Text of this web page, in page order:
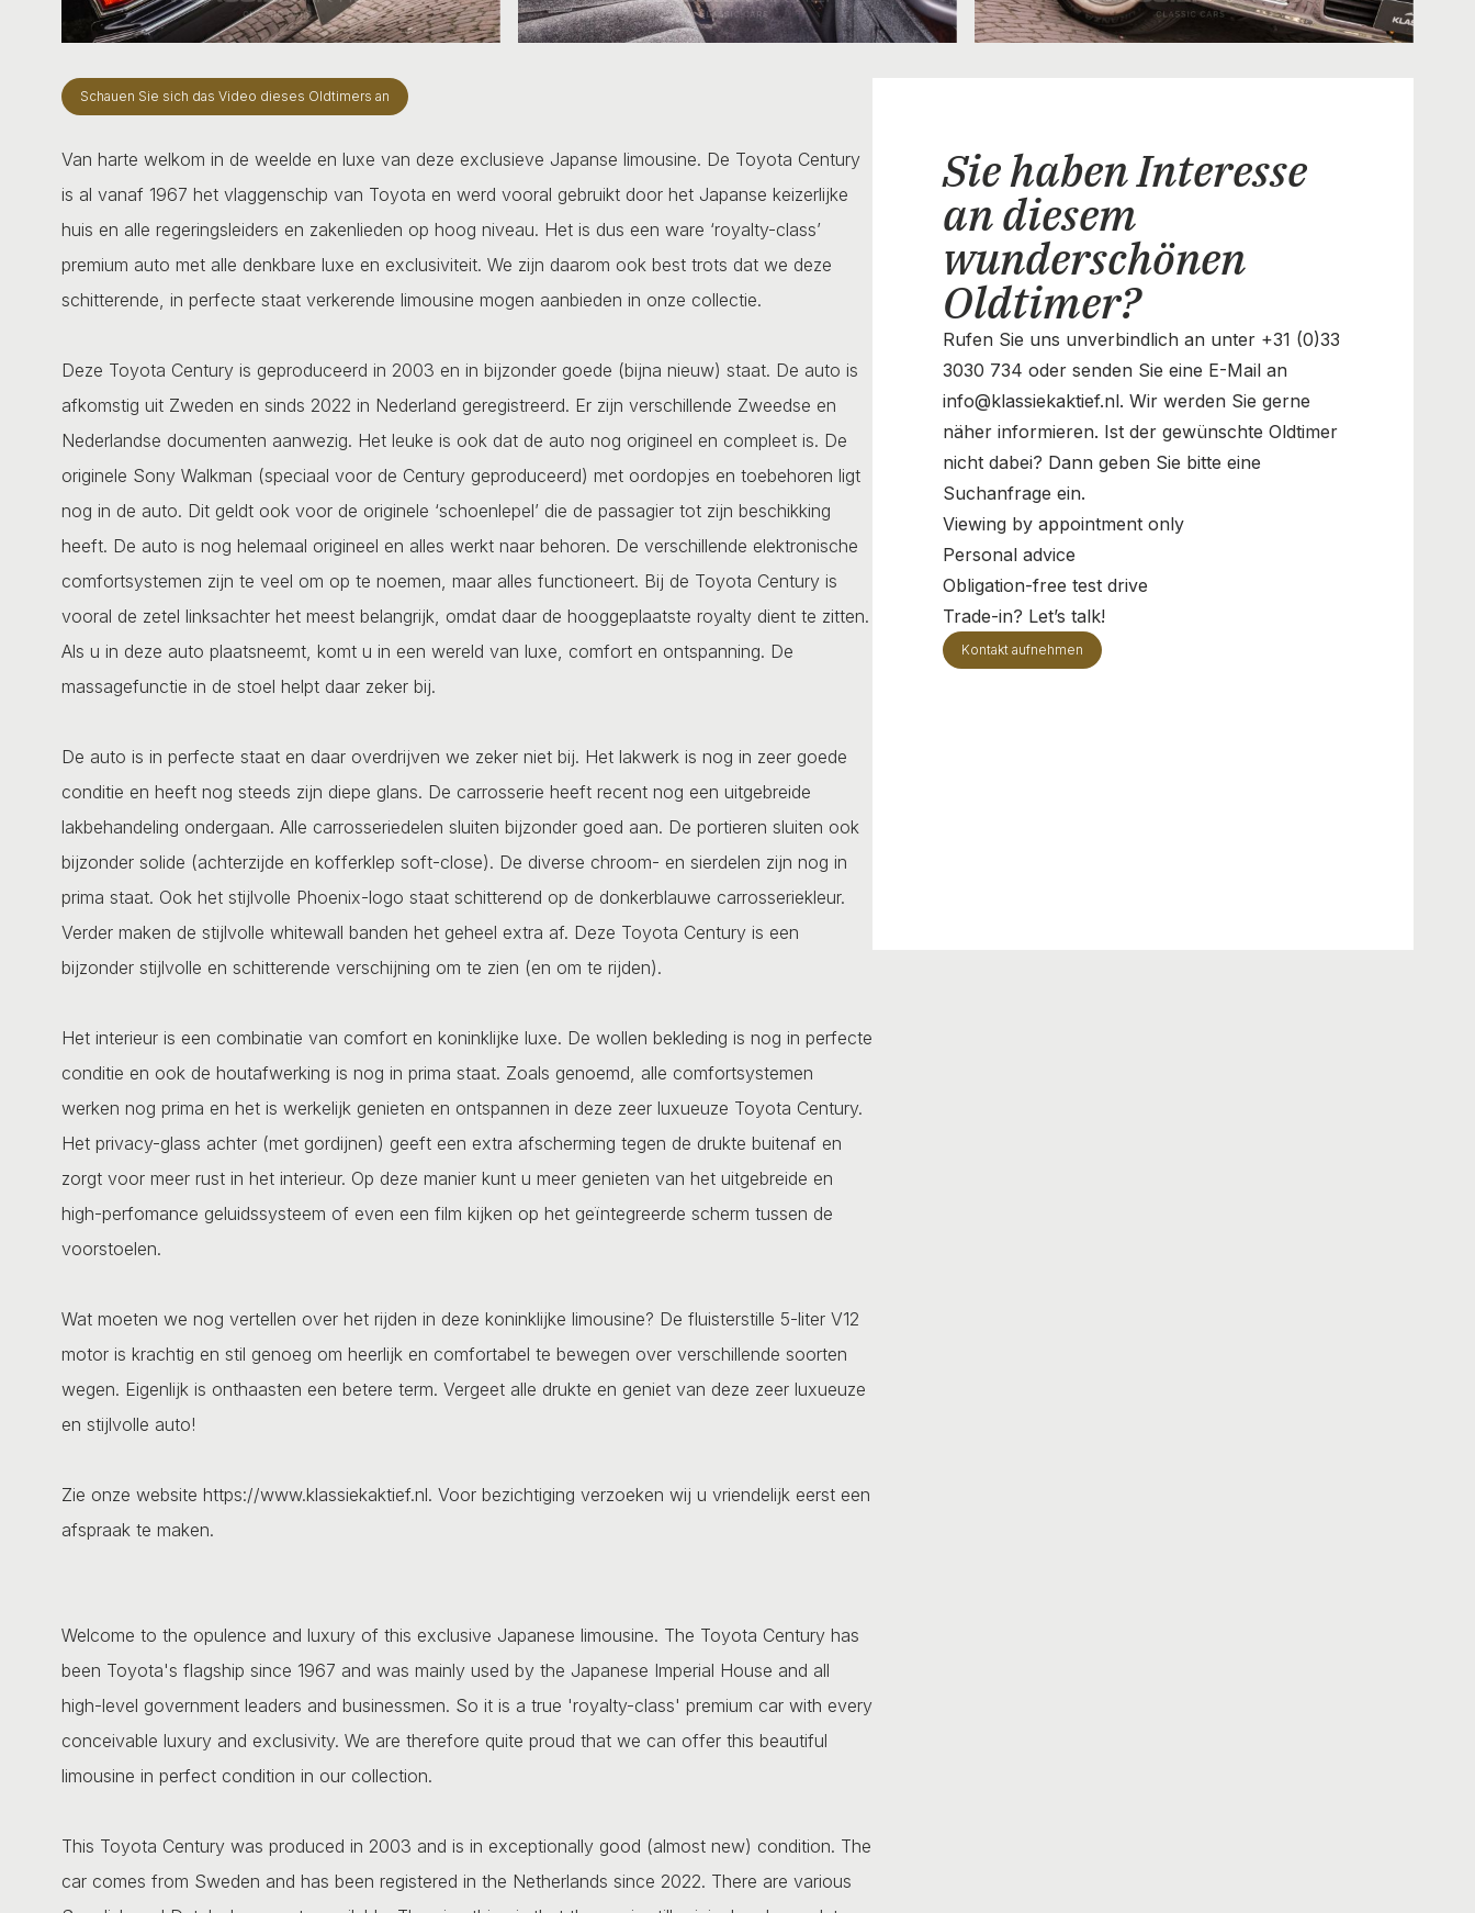
Schauen Sie sich das Video dieses Oldtimers an
Van harte welkom in de weelde en luxe van deze exclusieve Japanse limousine. De Toyota Century
is al vanaf 1967 het vlaggenschip van Toyota en werd vooral gebruikt door het Japanse keizerlijke
huis en alle regeringsleiders en zakenlieden op hoog niveau. Het is dus een ware ‘royalty-class’
premium auto met alle denkbare luxe en exclusiviteit. We zijn daarom ook best trots dat we deze
schitterende, in perfecte staat verkerende limousine mogen aanbieden in onze collectie.
Deze Toyota Century is geproduceerd in 2003 en in bijzonder goede (bijna nieuw) staat. De auto is
afkomstig uit Zweden en sinds 2022 in Nederland geregistreerd. Er zijn verschillende Zweedse en
Nederlandse documenten aanwezig. Het leuke is ook dat de auto nog origineel en compleet is. De
originele Sony Walkman (speciaal voor de Century geproduceerd) met oordopjes en toebehoren ligt
nog in de auto. Dit geldt ook voor de originele ‘schoenlepel’ die de passagier tot zijn beschikking
heeft. De auto is nog helemaal origineel en alles werkt naar behoren. De verschillende elektronische
comfortsystemen zijn te veel om op te noemen, maar alles functioneert. Bij de Toyota Century is
vooral de zetel linksachter het meest belangrijk, omdat daar de hooggeplaatste royalty dient te zitten.
Als u in deze auto plaatsneemt, komt u in een wereld van luxe, comfort en ontspanning. De
massagefunctie in de stoel helpt daar zeker bij.
De auto is in perfecte staat en daar overdrijven we zeker niet bij. Het lakwerk is nog in zeer goede
conditie en heeft nog steeds zijn diepe glans. De carrosserie heeft recent nog een uitgebreide
lakbehandeling ondergaan. Alle carrosseriedelen sluiten bijzonder goed aan. De portieren sluiten ook
bijzonder solide (achterzijde en kofferklep soft-close). De diverse chroom- en sierdelen zijn nog in
prima staat. Ook het stijlvolle Phoenix-logo staat schitterend op de donkerblauwe carrosseriekleur.
Verder maken de stijlvolle whitewall banden het geheel extra af. Deze Toyota Century is een
bijzonder stijlvolle en schitterende verschijning om te zien (en om te rijden).
Het interieur is een combinatie van comfort en koninklijke luxe. De wollen bekleding is nog in perfecte
conditie en ook de houtafwerking is nog in prima staat. Zoals genoemd, alle comfortsystemen
werken nog prima en het is werkelijk genieten en ontspannen in deze zeer luxueuze Toyota Century.
Het privacy-glass achter (met gordijnen) geeft een extra afscherming tegen de drukte buitenaf en
zorgt voor meer rust in het interieur. Op deze manier kunt u meer genieten van het uitgebreide en
high-perfomance geluidssysteem of even een film kijken op het geïntegreerde scherm tussen de
voorstoelen.
Wat moeten we nog vertellen over het rijden in deze koninklijke limousine? De fluisterstille 5-liter V12
motor is krachtig en stil genoeg om heerlijk en comfortabel te bewegen over verschillende soorten
wegen. Eigenlijk is onthaasten een betere term. Vergeet alle drukte en geniet van deze zeer luxueuze
en stijlvolle auto!
Zie onze website https://www.klassiekaktief.nl. Voor bezichtiging verzoeken wij u vriendelijk eerst een
afspraak te maken.
Welcome to the opulence and luxury of this exclusive Japanese limousine. The Toyota Century has
been Toyota's flagship since 1967 and was mainly used by the Japanese Imperial House and all
high-level government leaders and businessmen. So it is a true 'royalty-class' premium car with every
conceivable luxury and exclusivity. We are therefore quite proud that we can offer this beautiful
limousine in perfect condition in our collection.
This Toyota Century was produced in 2003 and is in exceptionally good (almost new) condition. The
car comes from Sweden and has been registered in the Netherlands since 2022. There are various
Sie haben Interesse
an diesem
wunderschönen
Oldtimer?
Rufen Sie uns unverbindlich an unter +31 (0)33
3030 734 oder senden Sie eine E-Mail an
info@klassiekaktief.nl. Wir werden Sie gerne
näher informieren. Ist der gewünschte Oldtimer
nicht dabei? Dann geben Sie bitte eine
Suchanfrage ein.
Viewing by appointment only
Personal advice
Obligation-free test drive
Trade-in? Let’s talk!
Kontakt aufnehmen